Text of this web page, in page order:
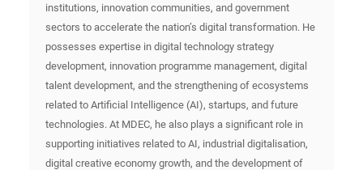
institutions, innovation communities, and government
sectors to accelerate the nation’s digital transformation. He
possesses expertise in digital technology strategy
development, innovation programme management, digital
talent development, and the strengthening of ecosystems
related to Artificial Intelligence (AI), startups, and future
technologies. At MDEC, he also plays a significant role in
supporting initiatives related to AI, industrial digitalisation,
digital creative economy growth, and the development of